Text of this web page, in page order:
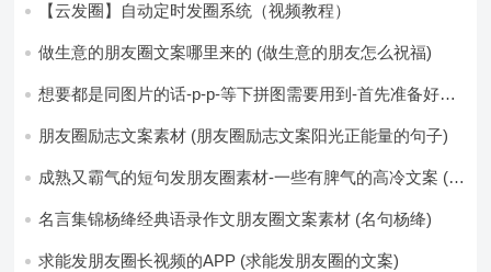
【云发圈】自动定时发圈系统（视频教程）
做生意的朋友圈文案哪里来的 (做生意的朋友怎么祝福)
想要都是同图片的话-p-p-等下拼图需要用到-首先准备好最
片-如果想要图片都不同得话-1-p-可以准备好45张的不同图
朋友圈励志文案素材 (朋友圈励志文案阳光正能量的句子)
成熟又霸气的短句发朋友圈素材-一些有脾气的高冷文案 (成
名言集锦杨绛经典语录作文朋友圈文案素材 (名句杨绛)
求能发朋友圈长视频的APP (求能发朋友圈的文案)